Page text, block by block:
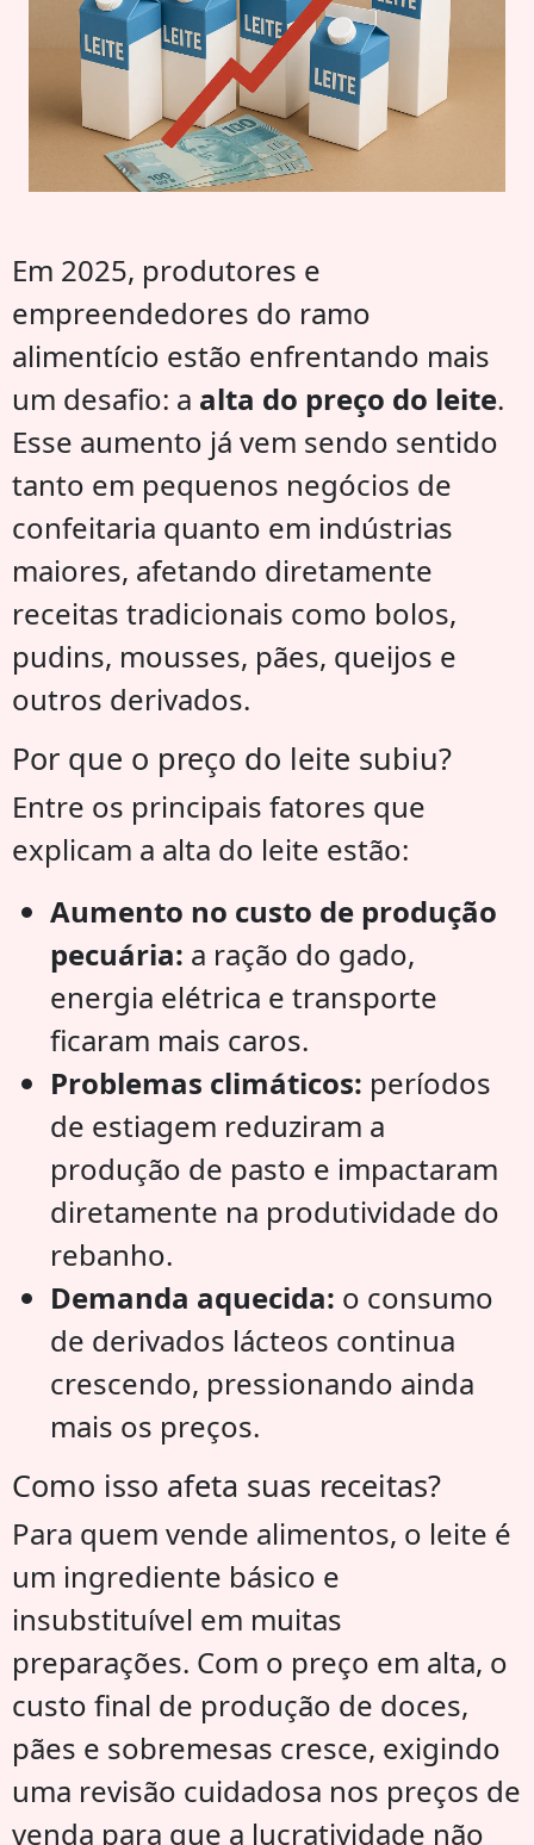
Em 2025, produtores e
empreendedores do ramo
alimentício estão enfrentando mais
um desafio: a alta do preço do leite.
Esse aumento já vem sendo sentido
tanto em pequenos negócios de
confeitaria quanto em indústrias
maiores, afetando diretamente
receitas tradicionais como bolos,
pudins, mousses, pães, queijos e
outros derivados.
Por que o preço do leite subiu?
Entre os principais fatores que
explicam a alta do leite estão:
Aumento no custo de produção
pecuária: a ração do gado,
energia elétrica e transporte
ficaram mais caros.
Problemas climáticos: períodos
de estiagem reduziram a
produção de pasto e impactaram
diretamente na produtividade do
rebanho.
Demanda aquecida: o consumo
de derivados lácteos continua
crescendo, pressionando ainda
mais os preços.
Como isso afeta suas receitas?
Para quem vende alimentos, o leite é
um ingrediente básico e
insubstituível em muitas
preparações. Com o preço em alta, o
custo final de produção de doces,
pães e sobremesas cresce, exigindo
uma revisão cuidadosa nos preços de
venda para que a lucratividade não